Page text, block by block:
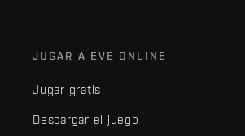
JUGAR A EVE ONLINE
Jugar gratis
Descargar el juego